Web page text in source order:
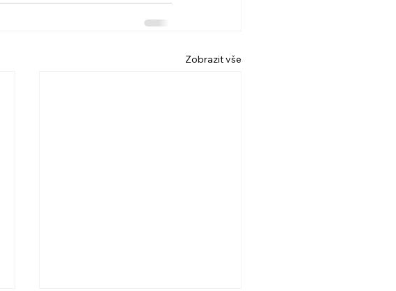
Zobrazit vše